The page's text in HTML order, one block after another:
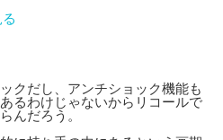
クだし、アンチショック機能も
るわけじゃないからリコールで
んだろう。